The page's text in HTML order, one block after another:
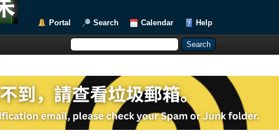
Portal Search Calendar Help